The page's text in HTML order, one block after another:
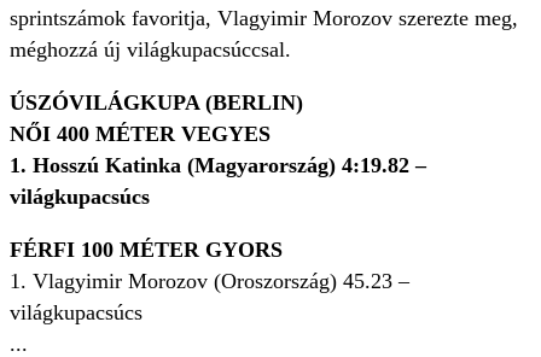
sprintszámok favoritja, Vlagyimir Morozov szerezte meg,
méghozzá új világkupacsúccsal.
ÚSZÓVILÁGKUPA (BERLIN)
NŐI 400 MÉTER VEGYES
1. Hosszú Katinka (Magyarország) 4:19.82 –
világkupacsúcs
FÉRFI 100 MÉTER GYORS
1. Vlagyimir Morozov (Oroszország) 45.23 –
világkupacsúcs
...